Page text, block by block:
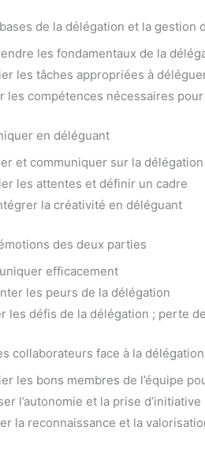
de la délégation et la gestion
les fondamentaux de la
les tâches appropriées à
les compétences nécessaires
en déléguant
et communiquer sur la délégation
les attentes et définir un cadre
la créativité en déléguant
des deux parties
efficacement
les peurs de la délégation
les défis de la délégation ; perte
collaborateurs face à la délégation
les bons membres de l’équipe
l’autonomie et la prise d’initiative
la reconnaissance et la